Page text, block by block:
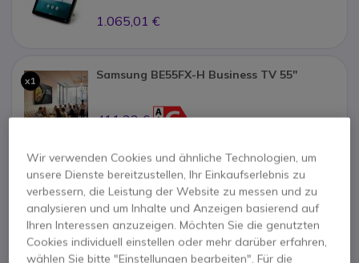
1.065,01 €
x1 Samsung BE55FX-H Business TV 55''
411,23 €
x1 Kimex Wandhalterung für 37-Zoll-Display
Wir verwenden Cookies und ähnliche Technologien, um
unsere Dienste bereitzustellen, Ihr Einkaufserlebnis zu
verbessern, die Leistung der Website zu messen und zu
analysieren und um Inhalte und Anzeigen basierend auf
Ihren Interessen anzuzeigen. Möchten Sie die genutzten
Cookies individuell einstellen oder mehr darüber erfahren,
wählen Sie bitte "Einstellungen bearbeiten". Für die